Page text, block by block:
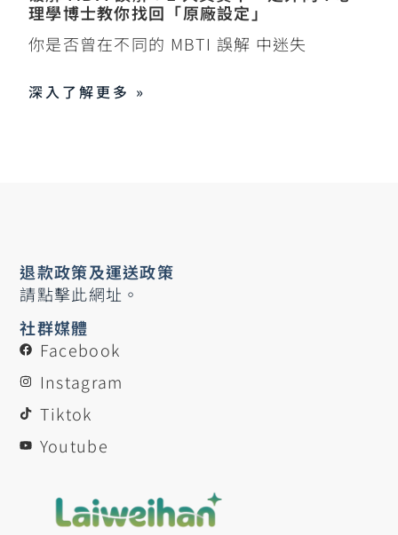
理學博士教你找回「原廠設定」
你是否曾在不同的 MBTI 誤解 中迷失
深入了解更多 »
社群媒體
Facebook
Instagram
Tiktok
Youtube
退款政策及運送政策
請點擊此網址。